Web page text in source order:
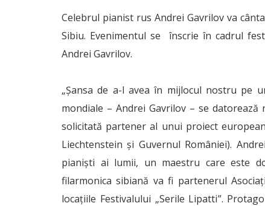
Celebrul ­pianist rus Andrei Gavrilov va
Sibiu. Evenimentul se înscrie în cadrul
Andrei Gavrilov.
„Şansa de a-l avea în mijlocul nostru pe
mondiale – Andrei Gavrilov – se
solicitată partener al unui proiect
Liechtenstein şi Guvernul României).
pianiști ai lumii, un maestru care este
filarmonica sibiană va fi partenerul
locaţiile Festivalului „Serile Lipatti”.